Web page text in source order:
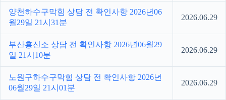
양천하수구막힘 상담 전 확인사항 2026년06
월29일 21시31분
2026.06.29
부산흥신소 상담 전 확인사항 2026년06월29
일 21시10분
2026.06.29
노원구하수구막힘 상담 전 확인사항 2026년
06월29일 21시01분
2026.06.29